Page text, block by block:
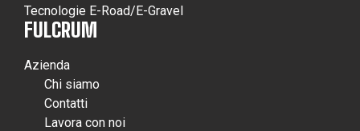
Tecnologie E-Road/E-Gravel
FULCRUM
Azienda
Chi siamo
Contatti
Lavora con noi